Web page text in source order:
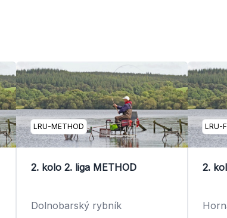
LRU-METHOD
2. kolo 2. liga METHOD
Dolnobarský rybník
LRU-
2.